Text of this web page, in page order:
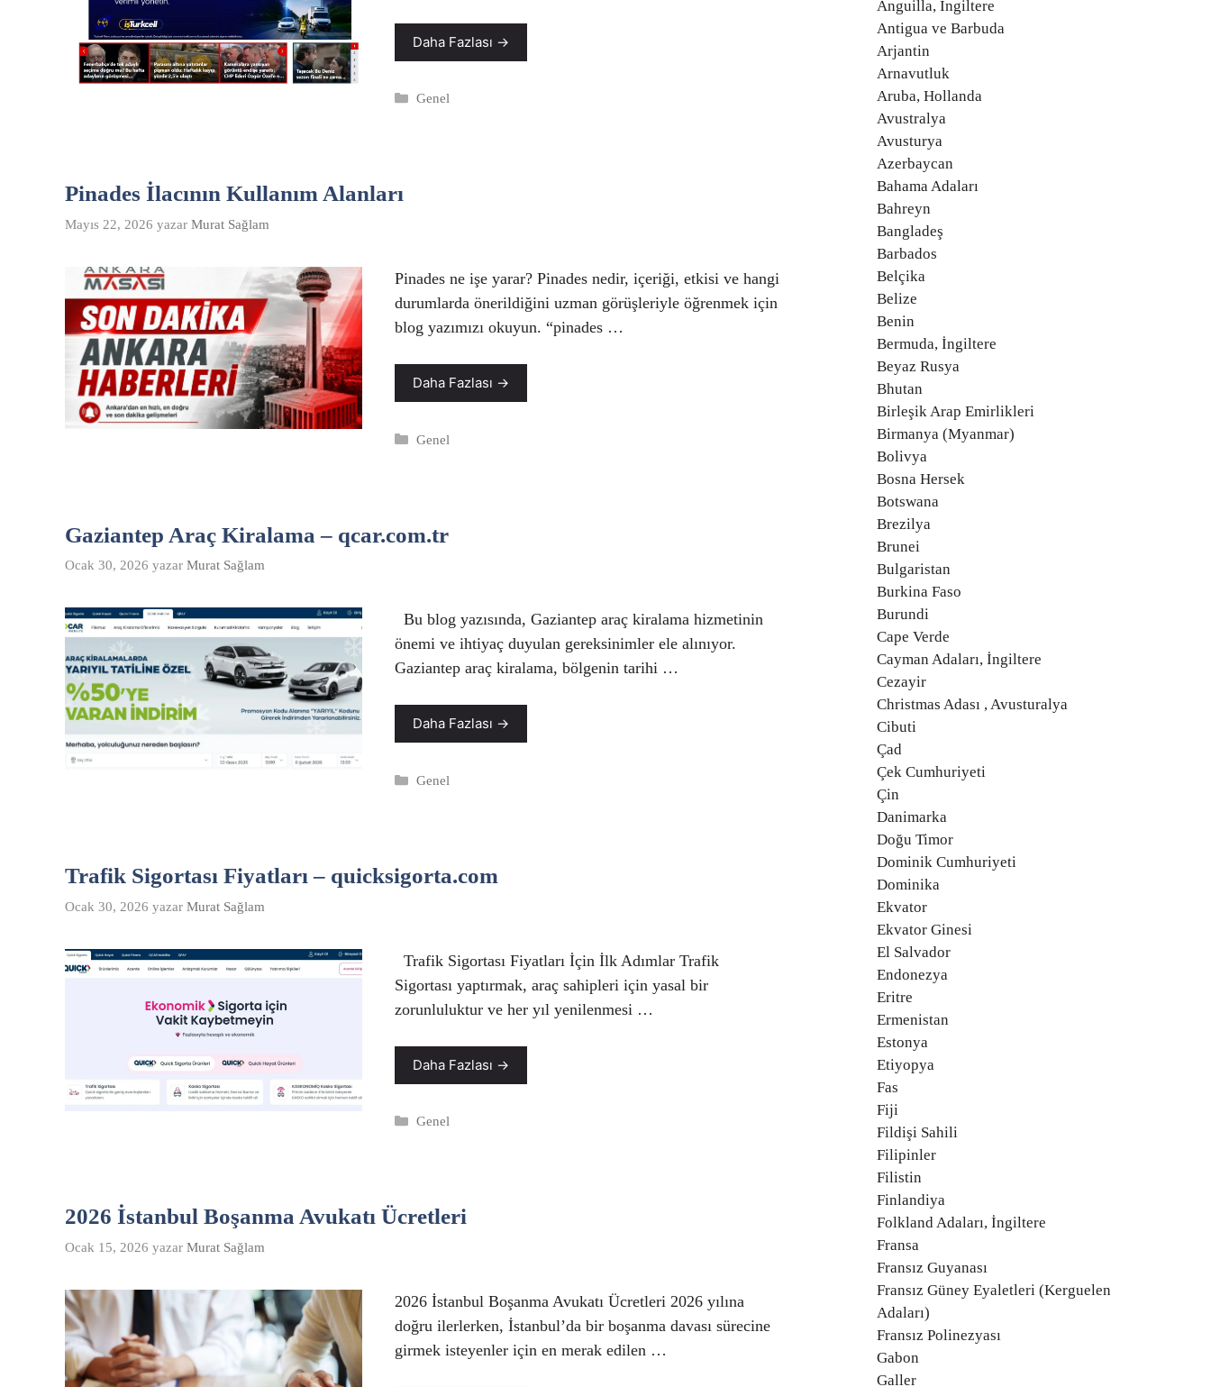
Daha Fazlası →
Kategoriler
Genel
Pinades İlacının Kullanım Alanları
Mayıs 22, 2026 yazar Murat Sağlam
Pinades ne işe yarar? Pinades nedir, içeriği, etkisi ve hangi
durumlarda önerildiğini uzman görüşleriyle öğrenmek için
blog yazımızı okuyun. “pinades …
Daha Fazlası →
Kategoriler
Genel
Gaziantep Araç Kiralama – qcar.com.tr
Ocak 30, 2026 yazar Murat Sağlam
Bu blog yazısında, Gaziantep araç kiralama hizmetinin
önemi ve ihtiyaç duyulan gereksinimler ele alınıyor.
Gaziantep araç kiralama, bölgenin tarihi …
Daha Fazlası →
Kategoriler
Genel
Trafik Sigortası Fiyatları – quicksigorta.com
Ocak 30, 2026 yazar Murat Sağlam
Trafik Sigortası Fiyatları İçin İlk Adımlar Trafik
Sigortası yaptırmak, araç sahipleri için yasal bir
zorunluluktur ve her yıl yenilenmesi …
Daha Fazlası →
Kategoriler
Genel
2026 İstanbul Boşanma Avukatı Ücretleri
Ocak 15, 2026 yazar Murat Sağlam
2026 İstanbul Boşanma Avukatı Ücretleri 2026 yılına
doğru ilerlerken, İstanbul’da bir boşanma davası sürecine
girmek isteyenler için en merak edilen …
Anguilla, İngiltere
Antigua ve Barbuda
Arjantin
Arnavutluk
Aruba, Hollanda
Avustralya
Avusturya
Azerbaycan
Bahama Adaları
Bahreyn
Bangladeş
Barbados
Belçika
Belize
Benin
Bermuda, İngiltere
Beyaz Rusya
Bhutan
Birleşik Arap Emirlikleri
Birmanya (Myanmar)
Bolivya
Bosna Hersek
Botswana
Brezilya
Brunei
Bulgaristan
Burkina Faso
Burundi
Cape Verde
Cayman Adaları, İngiltere
Cezayir
Christmas Adası , Avusturalya
Cibuti
Çad
Çek Cumhuriyeti
Çin
Danimarka
Doğu Timor
Dominik Cumhuriyeti
Dominika
Ekvator
Ekvator Ginesi
El Salvador
Endonezya
Eritre
Ermenistan
Estonya
Etiyopya
Fas
Fiji
Fildişi Sahili
Filipinler
Filistin
Finlandiya
Folkland Adaları, İngiltere
Fransa
Fransız Guyanası
Fransız Güney Eyaletleri (Kerguelen
Adaları)
Fransız Polinezyası
Gabon
Galler